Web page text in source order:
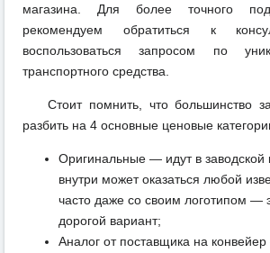
магазина. Для более точного
рекомендуем обратиться к
воспользоваться запросом по
транспортного средства.
Стоит помнить, что большинство
разбить на 4 основные ценовые
Оригинальные — идут в заводской
внутри может оказаться любой
часто даже со своим логотипом —
дорогой вариант;
Аналог от поставщика на